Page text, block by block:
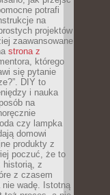
potrafi
na
projektów
zaawansowane
strona z
którego
się pytanie
DIY to
i nauka
na
czy lampka
domowi
produkty z
poczuć, że to
historią, z
z czasem
wadę. Istotną